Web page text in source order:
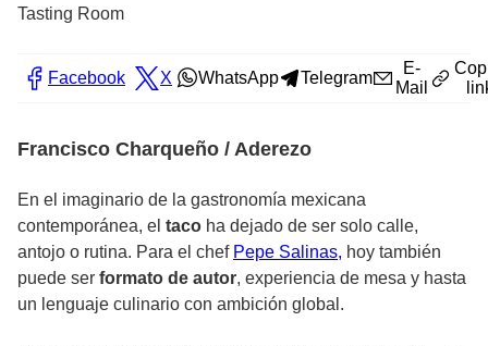
Tasting Room
Facebook X WhatsApp Telegram
E-
Mail
Francisco Charqueño / Aderezo
En el imaginario de la gastronomía mexicana
contemporánea, el taco ha dejado de ser solo calle,
antojo o rutina. Para el chef Pepe Salinas, hoy también
puede ser formato de autor, experiencia de mesa y hasta
un lenguaje culinario con ambición global.